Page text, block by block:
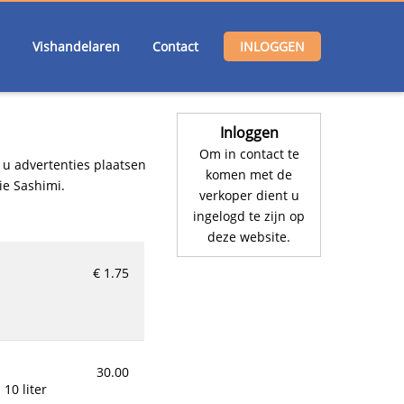
Vishandelaren Contact INLOGGEN
advertenties plaatsen
Sashimi.
€ 1.75
30.00
Inloggen
Om in contact te
komen met de
verkoper dient u
ingelogd te zijn op
deze website.